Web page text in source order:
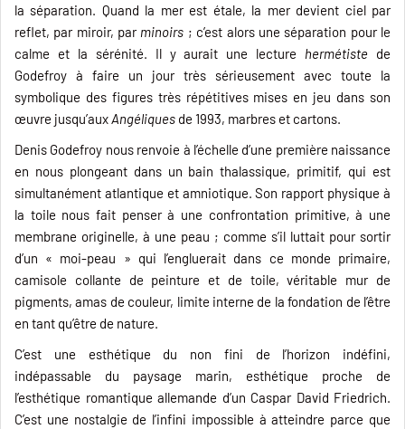
la séparation. Quand la mer est étale, la mer devient ciel par
reflet, par miroir, par minoirs ; c’est alors une séparation pour le
calme et la sérénité. Il y aurait une lecture hermétiste de
Godefroy à faire un jour très sérieusement avec toute la
symbolique des figures très répétitives mises en jeu dans son
œuvre jusqu’auxAngéliques de 1993, marbres et cartons.
Denis Godefroy nous renvoie à l’échelle d’une première naissance
en nous plongeant dans un bain thalassique, primitif, qui est
simultanément atlantique et amniotique. Son rapport physique à
la toile nous fait penser à une confrontation primitive, à une
membrane originelle, à une peau ; comme s’il luttait pour sortir
d’un « moi-peau » qui l’engluerait dans ce monde primaire,
camisole collante de peinture et de toile, véritable mur de
pigments, amas de couleur, limite interne de la fondation de l’être
en tant qu’être de nature.
C’est une esthétique du non fini de l’horizon indéfini,
indépassable du paysage marin, esthétique proche de
l’esthétique romantique allemande d’un Caspar David Friedrich.
C’est une nostalgie de l’infini impossible à atteindre parce que